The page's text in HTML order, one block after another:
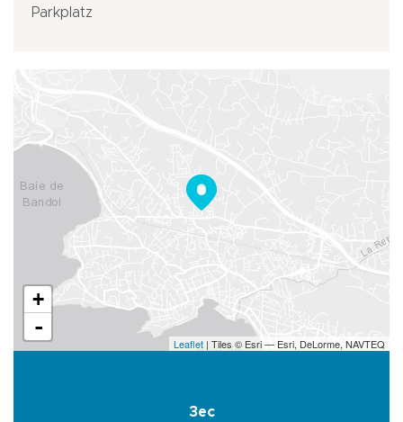
Parkplatz
+
-
Leaflet | Tiles © Esri — Esri, DeLorme, NAVTEQ
3ec